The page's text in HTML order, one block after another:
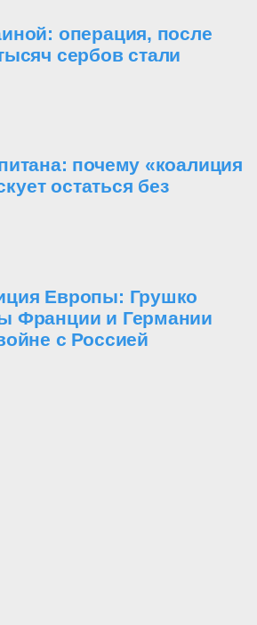
операция, после
сербов стали
почему «коалиция
остаться без
Европы: Грушко
Франции и Германии
с Россией